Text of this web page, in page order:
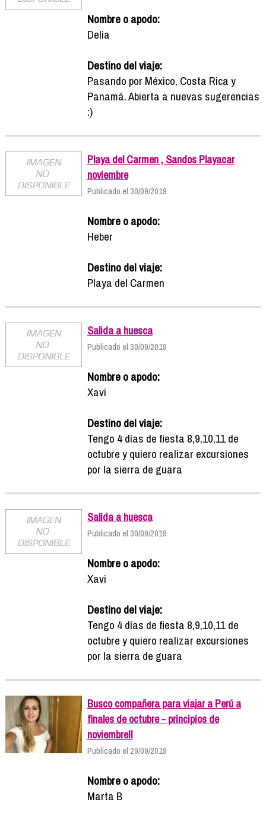
Nombre o apodo:
Delia
Destino del viaje:
Pasando por México, Costa Rica y
Panamá. Abierta a nuevas sugerencias
:)
Playa del Carmen , Sandos Playacar
noviembre
Publicado el 30/09/2019
Nombre o apodo:
Heber
Destino del viaje:
Playa del Carmen
Salida a huesca
Publicado el 30/09/2019
Nombre o apodo:
Xavi
Destino del viaje:
Tengo 4 días de fiesta 8,9,10,11 de
octubre y quiero realizar excursiones
por la sierra de guara
Salida a huesca
Publicado el 30/09/2019
Nombre o apodo:
Xavi
Destino del viaje:
Tengo 4 días de fiesta 8,9,10,11 de
octubre y quiero realizar excursiones
por la sierra de guara
Busco compañera para viajar a Perú a
finales de octubre - principios de
noviembre!!
Publicado el 29/09/2019
Nombre o apodo:
Marta B